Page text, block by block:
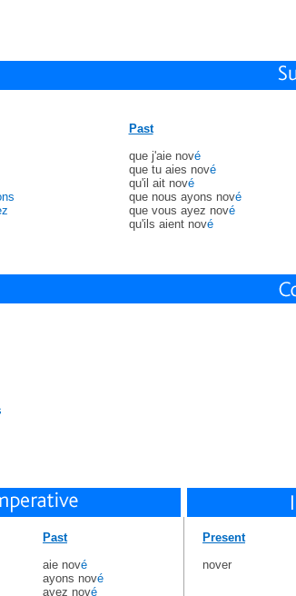
Past
que j'aie nové
que tu aies nové
qu'il ait nové
que nous ayons nové
que vous ayez nové
qu'ils aient nové
Past
aie nové
ayons nové
ayez nové
Present
nover